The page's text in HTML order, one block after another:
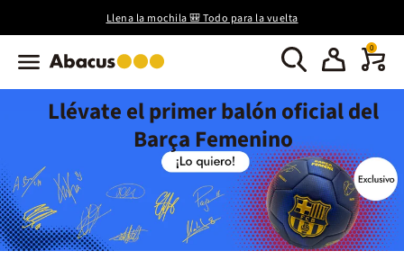
Llena la mochila 🎒 Todo para la vuelta
0
Llévate el primer balón oficial del
Barça Femenino